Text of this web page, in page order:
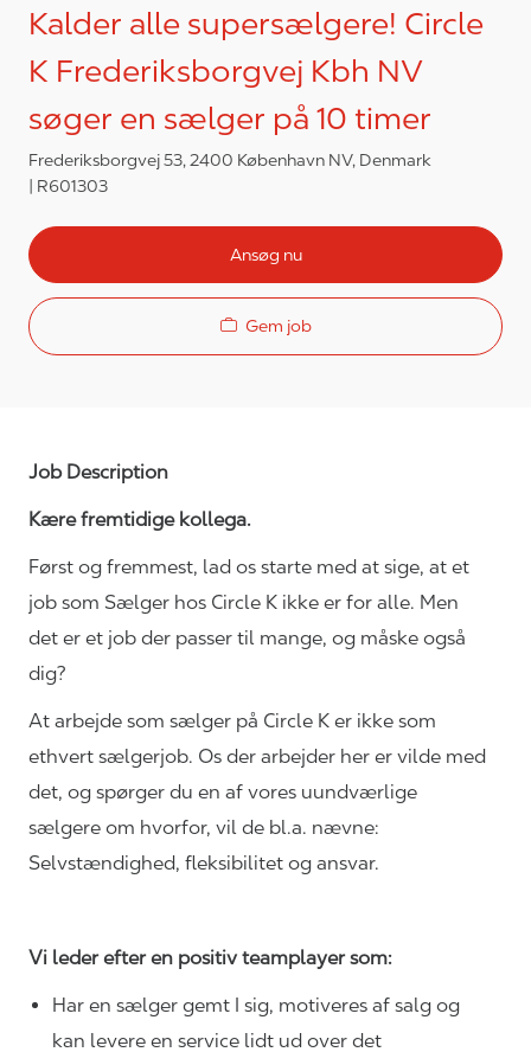
Kalder alle supersælgere! Circle
K Frederiksborgvej Kbh NV
søger en sælger på 10 timer
Frederiksborgvej 53, 2400 København NV, Denmark
R601303
Ansøg nu
Gem job
Job Description
Kære fremtidige kollega.
Først og fremmest, lad os starte med at sige, at et
job som Sælger hos Circle K ikke er for alle. Men
det er et job der passer til mange, og måske også
dig?
At arbejde som sælger på Circle K er ikke som
ethvert sælgerjob. Os der arbejder her er vilde med
det, og spørger du en af vores uundværlige
sælgere om hvorfor, vil de bl.a. nævne:
Selvstændighed, fleksibilitet og ansvar.
Vi leder efter en positiv teamplayer som:
Har en sælger gemt I sig, motiveres af salg og
kan levere en service lidt ud over det